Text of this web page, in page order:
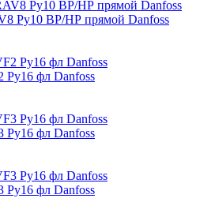
Ру10 ВР/НР прямой Danfoss
Ру16 фл Danfoss
Ру16 фл Danfoss
Ру16 фл Danfoss